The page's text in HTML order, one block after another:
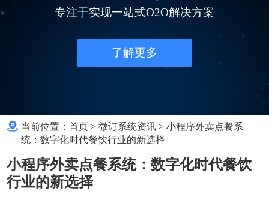
专注于实现一站式O2O解决方案
了解更多
当前位置：首页 >微订系统资讯 >小程序外卖点餐系
统：数字化时代餐饮行业的新选择
小程序外卖点餐系统：数字化时代餐饮
行业的新选择